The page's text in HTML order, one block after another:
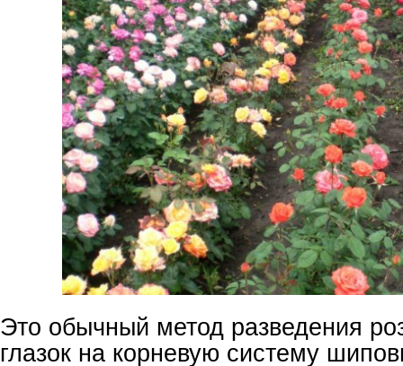
Это обычный метод разведения
глазок на корневую систему